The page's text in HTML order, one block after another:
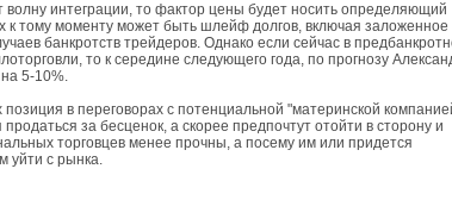
интеграции, то фактор цены будет носить определяющий
к тому моменту может быть шлейф долгов, включая заложенное
банкротств трейдеров. Однако если сейчас в
то к середине следующего года, по прогнозу
на 5-10%.
в переговорах с потенциальной "материнской
за бесценок, а скорее предпочтут отойти в сторону и
торговцев менее прочны, а посему им или придется
уйти с рынка.